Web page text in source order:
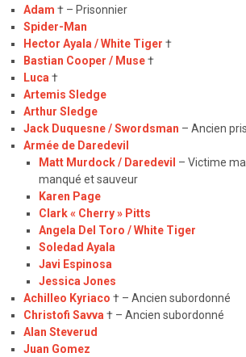
Adam † – Prisonnier
Spider-Man
Hector Ayala / White Tiger †
Bastian Cooper / Muse†
Luca†
Artemis Sledge
Arthur Sledge
Jack Duquesne / Swordsman – Ancien
Armée de Daredevil
Matt Murdock / Daredevil – Victime
manqué et sauveur
Karen Page
Clark « Cherry » Pitts
Angela Del Toro / White Tiger
Soledad Ayala
Javi Espinosa
Jessica Jones
Achilleo Kyriaco † – Ancien subordonné
Christofi Savva† – Ancien subordonné
Alan Steverud
Juan Gomez